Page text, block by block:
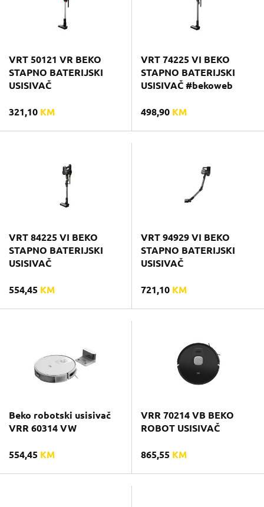
VRT 50121 VR BEKO
STAPNO BATERIJSKI
USISIVAČ
321,10 KM
VRT 74225 VI BEKO
STAPNO BATERIJSKI
USISIVAČ #bekoweb
498,90 KM
VRT 84225 VI BEKO
STAPNO BATERIJSKI
USISIVAČ
554,45 KM
VRT 94929 VI BEKO
STAPNO BATERIJSKI
USISIVAČ
721,10 KM
Beko robotski usisivač
VRR 60314 VW
554,45 KM
VRR 70214 VB BEKO
ROBOT USISIVAČ
865,55 KM